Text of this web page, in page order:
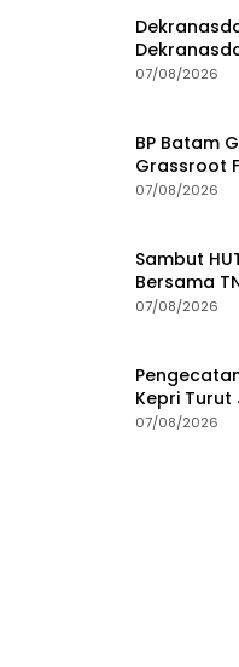
Gedung
07/08/2026
BP Batam
Grassroot
07/08/2026
Sambut
Bersama
Pantai
07/08/2026
Kepri
Keindahan
07/08/2026